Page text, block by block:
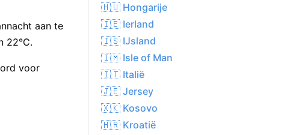
aan te
22°C.
voor
🇭🇺 Hongarije
🇮🇪 Ierland
🇮🇸 IJsland
🇮🇲 Isle of Man
🇮🇹 Italië
🇯🇪 Jersey
🇽🇰 Kosovo
🇭🇷 Kroatië